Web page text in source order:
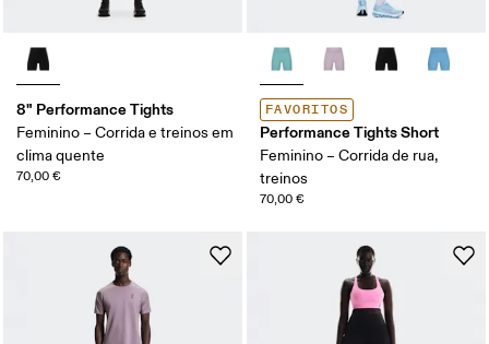
8" Performance Tights
Feminino – Corrida e treinos em
clima quente
70,00 €
FAVORITOS
Performance Tights Short
Feminino – Corrida de rua,
treinos
70,00 €